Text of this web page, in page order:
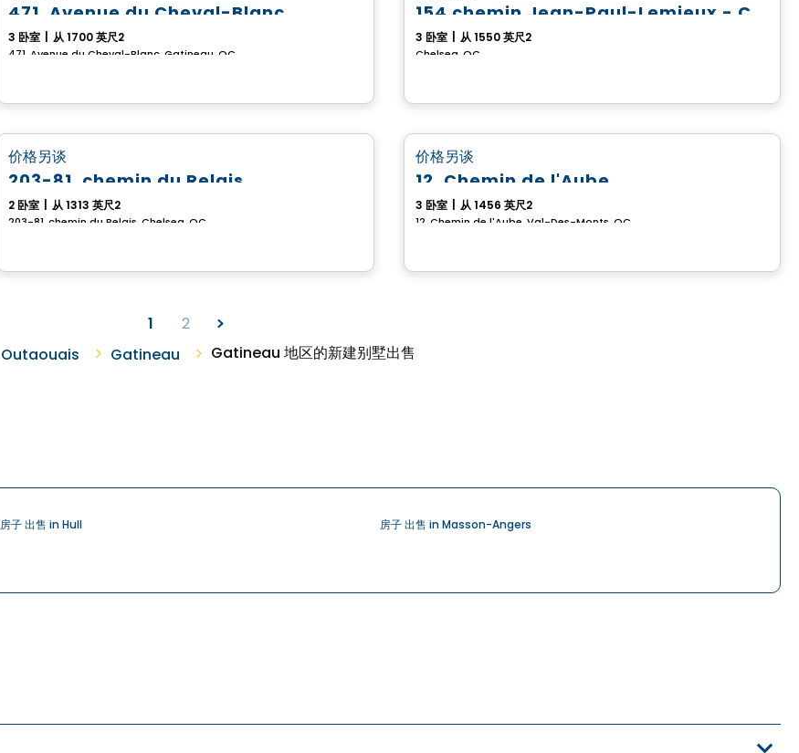
471, Avenue du Cheval-Blanc
3 卧室 从 1700 英尺2
471, Avenue du Cheval-Blanc, Gatineau, QC
3 卧室 从 1550 英尺2
Chelsea, QC
房子
价格另谈
203-81, chemin du Relais
2 卧室 从 1313 英尺2
203-81, chemin du Relais, Chelsea, QC
房子
价格另谈
12, Chemin de l'Aube
3 卧室 从 1456 英尺2
12, Chemin de l'Aube, Val-Des-Monts, QC
1
2
Outaouais
Gatineau Gatineau 地区的新建别墅出售
房子 出售 in Hull 房子 出售 in Masson-Angers